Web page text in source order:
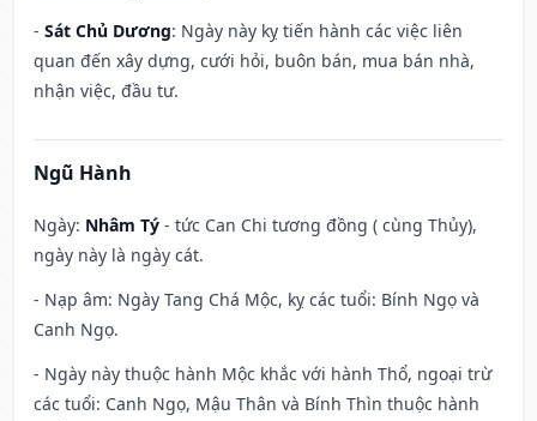
- Sát Chủ Dương: Ngày này kỵ tiến hành các việc liên
quan đến xây dựng, cưới hỏi, buôn bán, mua bán nhà,
nhận việc, đầu tư.
Ngũ Hành
Ngày: Nhâm Tý - tức Can Chi tương đồng ( cùng Thủy),
ngày này là ngày cát.
- Nạp âm: Ngày Tang Chá Mộc, kỵ các tuổi: Bính Ngọ và
Canh Ngọ.
- Ngày này thuộc hành Mộc khắc với hành Thổ, ngoại trừ
các tuổi: Canh Ngọ, Mậu Thân và Bính Thìn thuộc hành